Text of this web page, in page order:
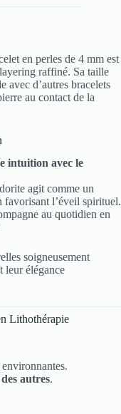
en perles de 4 mm est
raffiné. Sa taille
avec d’autres bracelets
au contact de la
intuition avec le
agit comme un
favorisant l’éveil spirituel.
au quotidien en
soigneusement
leur élégance
Lithothérapie
environnantes.
autres.